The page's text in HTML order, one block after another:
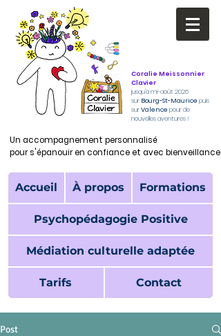
Coralie Meissonnier
Clavier
jusqu'à mi-août 2026
sur Bourg-St-Maurice puis
surValence pour de
nouvelles aventures !
Un accompagnement personnalisé
pour s'épanouir en confiance et avec bienveillance.
Un accompagnement personnalisé
pour s'épanouir en confiance et avec bienveillance.
Accueil À propos Formations
Psychopédagogie Positive
Médiation culturelle adaptée
Tarifs Contact
Post